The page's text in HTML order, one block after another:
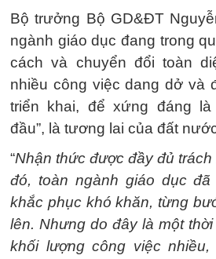
Bộ trưởng Bộ GD&ĐT
ngành giáo dục đang trong
cách và chuyển đổi toàn
nhiều công việc dang dở và
triển khai, để xứng đáng là
đầu”, là tương lai của đất
“Nhận thức được đầy đủ
đó, toàn ngành giáo dục
khắc phục khó khăn, từng
lên. Nhưng do đây là một
khối lượng công việc nhiều,